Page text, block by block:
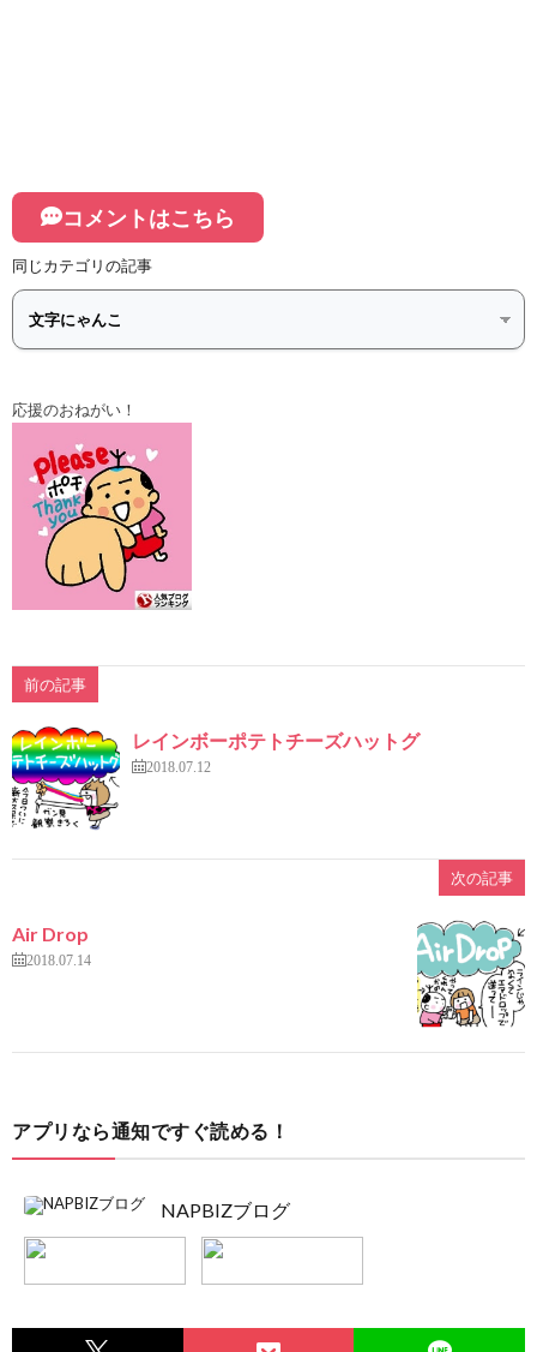
コメントはこちら
同じカテゴリの記事
応援のおねがい！
前の記事
レインボーポテトチーズハットグ
2018.07.12
次の記事
Air Drop
2018.07.14
アプリなら通知ですぐ読める！
NAPBIZブログ